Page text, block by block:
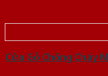
Cửa Gỗ Chống Cháy